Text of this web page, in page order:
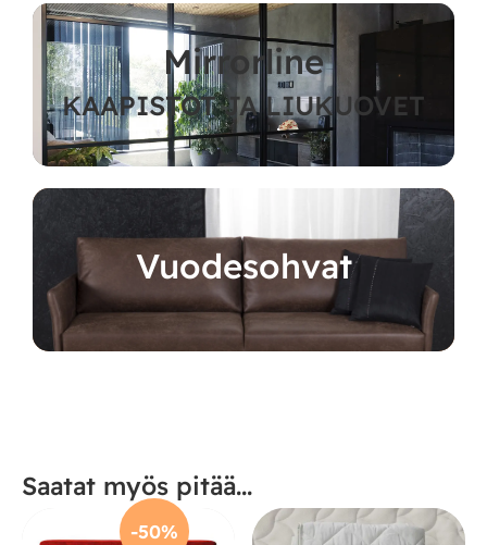
Mirrorline
KAAPISTOT JA LIUKUOVET
Vuodesohvat
Saatat myös pitää...
-50%